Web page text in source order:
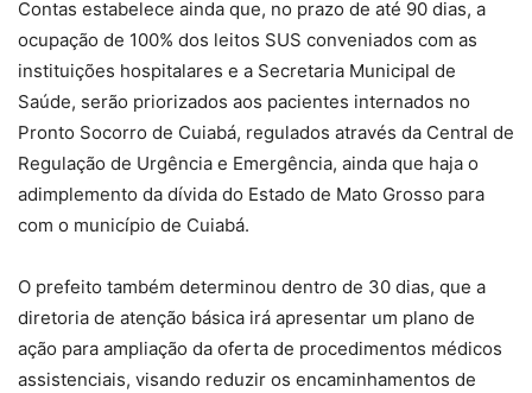
Contas estabelece ainda que, no prazo de até 90 dias, a
ocupação de 100% dos leitos SUS conveniados com as
instituições hospitalares e a Secretaria Municipal de
Saúde, serão priorizados aos pacientes internados no
Pronto Socorro de Cuiabá, regulados através da Central de
Regulação de Urgência e Emergência, ainda que haja o
adimplemento da dívida do Estado de Mato Grosso para
com o município de Cuiabá.
O prefeito também determinou dentro de 30 dias, que a
diretoria de atenção básica irá apresentar um plano de
ação para ampliação da oferta de procedimentos médicos
assistenciais, visando reduzir os encaminhamentos de